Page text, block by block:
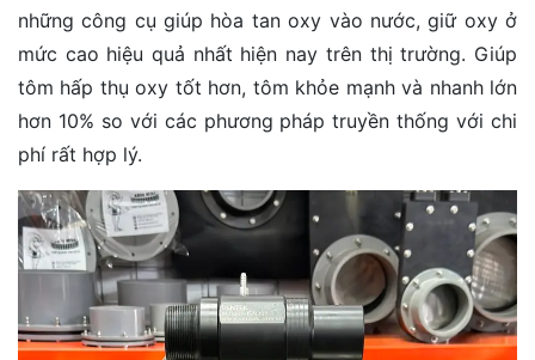
những công cụ giúp hòa tan oxy vào nước, giữ oxy ở
mức cao hiệu quả nhất hiện nay trên thị trường. Giúp
tôm hấp thụ oxy tốt hơn, tôm khỏe mạnh và nhanh lớn
hơn 10% so với các phương pháp truyền thống với chi
phí rất hợp lý.